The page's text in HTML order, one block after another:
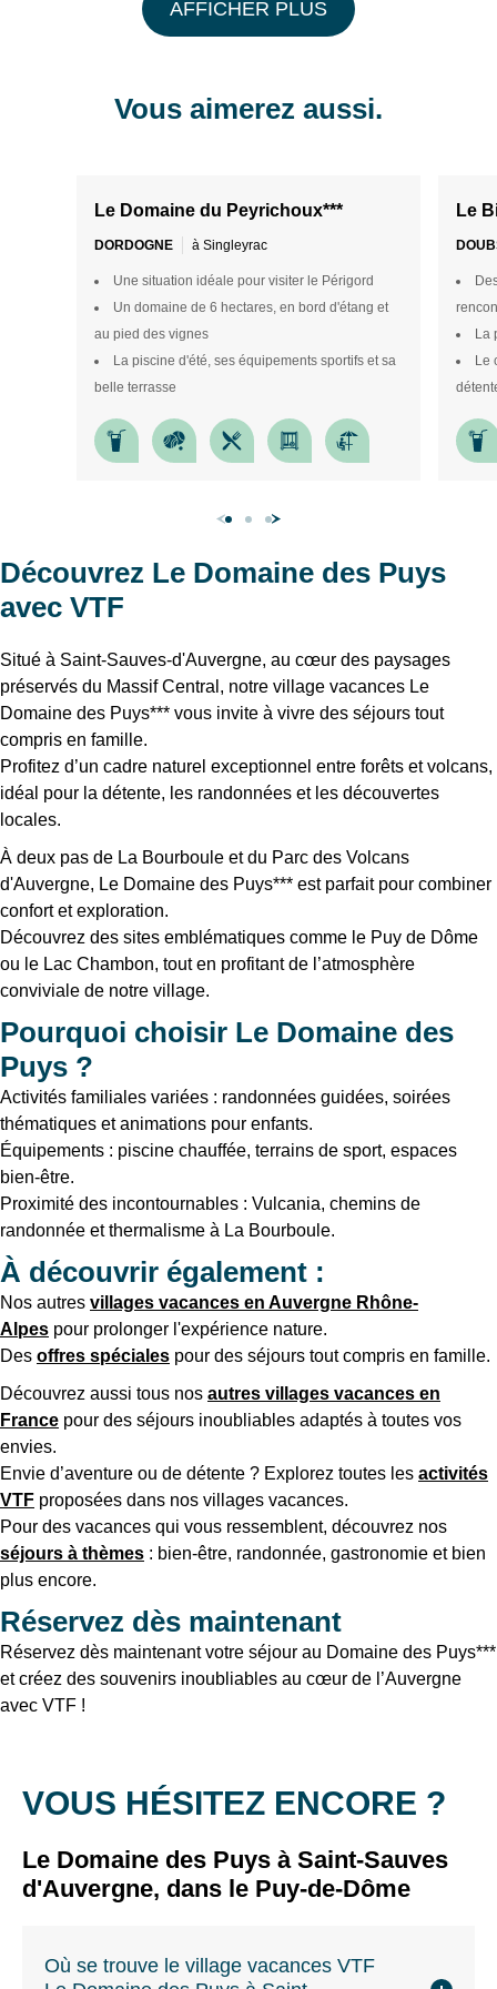
AFFICHER PLUS
Vous aimerez aussi.
13
Le Domaine du Peyrichoux***
DORDOGNE à Singleyrac
Une situation idéale pour visiter le Périgord
Un domaine de 6 hectares, en bord d'étang et
au pied des vignes
La piscine d'été, ses équipements sportifs et sa
belle terrasse
Le
La
Le
Découvrez Le Domaine des Puys
avec VTF
Situé à Saint-Sauves-d'Auvergne, au cœur des paysages
préservés du Massif Central, notre village vacances Le
Domaine des Puys*** vous invite à vivre des séjours tout
compris en famille.
Profitez d’un cadre naturel exceptionnel entre forêts et volcans,
idéal pour la détente, les randonnées et les découvertes
locales.
À deux pas de La Bourboule et du Parc des Volcans
d'Auvergne, Le Domaine des Puys*** est parfait pour combiner
confort et exploration.
Découvrez des sites emblématiques comme le Puy de Dôme
ou le Lac Chambon, tout en profitant de l’atmosphère
conviviale de notre village.
Pourquoi choisir Le Domaine des
Puys ?
Activités familiales variées : randonnées guidées, soirées
thématiques et animations pour enfants.
Équipements : piscine chauffée, terrains de sport, espaces
bien-être.
Proximité des incontournables : Vulcania, chemins de
randonnée et thermalisme à La Bourboule.
À découvrir également :
Nos autres villages vacances en Auvergne Rhône-
Alpes pour prolonger l'expérience nature.
Des offres spéciales pour des séjours tout compris en famille.
Découvrez aussi tous nos autres villages vacances en
France pour des séjours inoubliables adaptés à toutes vos
envies.
Envie d’aventure ou de détente ? Explorez toutes les activités
VTF proposées dans nos villages vacances.
Pour des vacances qui vous ressemblent, découvrez nos
séjours à thèmes : bien-être, randonnée, gastronomie et bien
plus encore.
Réservez dès maintenant
Réservez dès maintenant votre séjour au Domaine des Puys***
et créez des souvenirs inoubliables au cœur de l’Auvergne
avec VTF !
VOUS HÉSITEZ ENCORE ?
Le Domaine des Puys à Saint-Sauves
d'Auvergne, dans le Puy-de-Dôme
Où se trouve le village vacances VTF